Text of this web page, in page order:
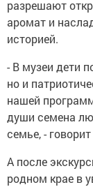
разрешают
аромат и
историей.
- В музеи дети
но и
нашей
души семена
семье, -
А после
родном крае в